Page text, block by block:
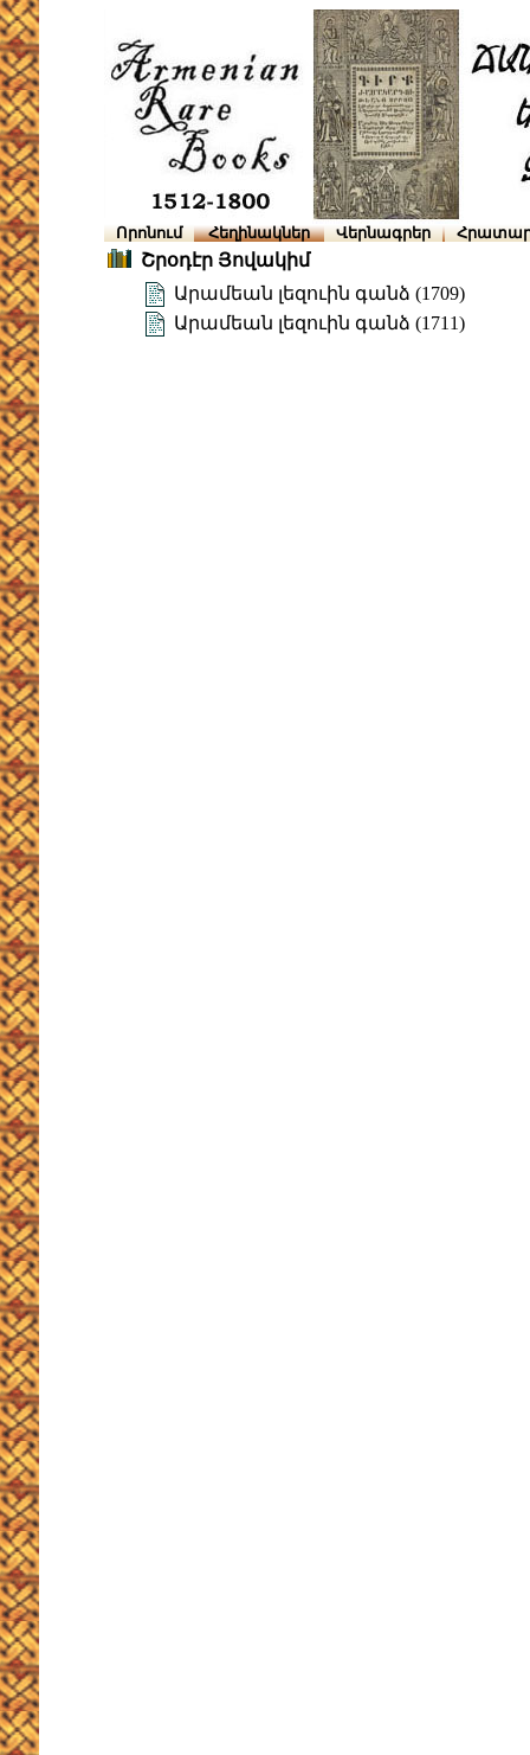
Որոնում Հեղինակներ Վերնագրեր
Շրօդէր Յովակիմ
Արամեան լեզուին գանձ (1709)
Արամեան լեզուին գանձ (1711)